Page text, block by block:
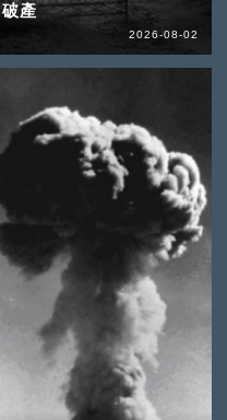
破產
2026-08-02